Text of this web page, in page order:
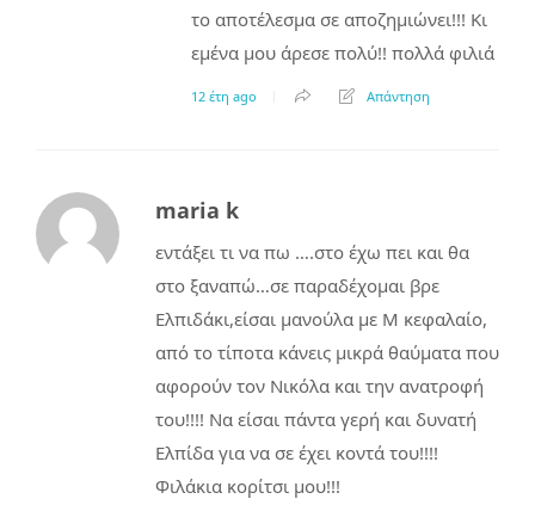
το αποτέλεσμα σε αποζημιώνει!!! Κι
εμένα μου άρεσε πολύ!! πολλά φιλιά
12 έτη ago Απάντηση
maria k
εντάξει τι να πω ….στο έχω πει και θα
στο ξαναπώ…σε παραδέχομαι βρε
Ελπιδάκι,είσαι μανούλα με Μ κεφαλαίο,
από το τίποτα κάνεις μικρά θαύματα που
αφορούν τον Νικόλα και την ανατροφή
του!!!! Να είσαι πάντα γερή και δυνατή
Ελπίδα για να σε έχει κοντά του!!!!
Φιλάκια κορίτσι μου!!!